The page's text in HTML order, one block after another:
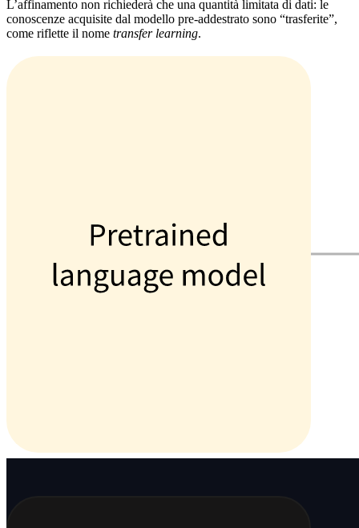
L’affinamento non richiederà che una quantità limitata di dati: le
conoscenze acquisite dal modello pre-addestrato sono “trasferite”,
come riflette il nome transfer learning.